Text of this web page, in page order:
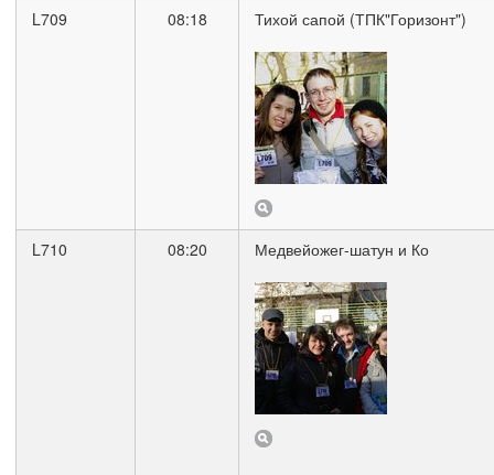
L709 08:18 Тихой сапой (ТПК"Горизонт")
L710 08:20 Медвейожег-шатун и Ко